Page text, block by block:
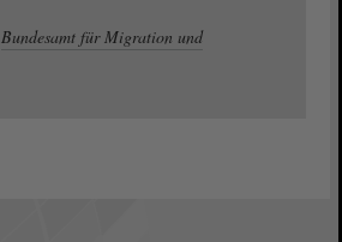
Bundesamt für Migration und